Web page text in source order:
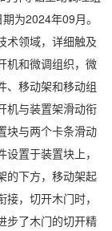
为2024年09月。
领域，详细触及
机和微调组织，微
、移动架和移动组
机与装置架滑动衔
块与两个卡条滑动
置于装置块上，
的下方，移动架起
，切开木门时，
步了木门的切开精